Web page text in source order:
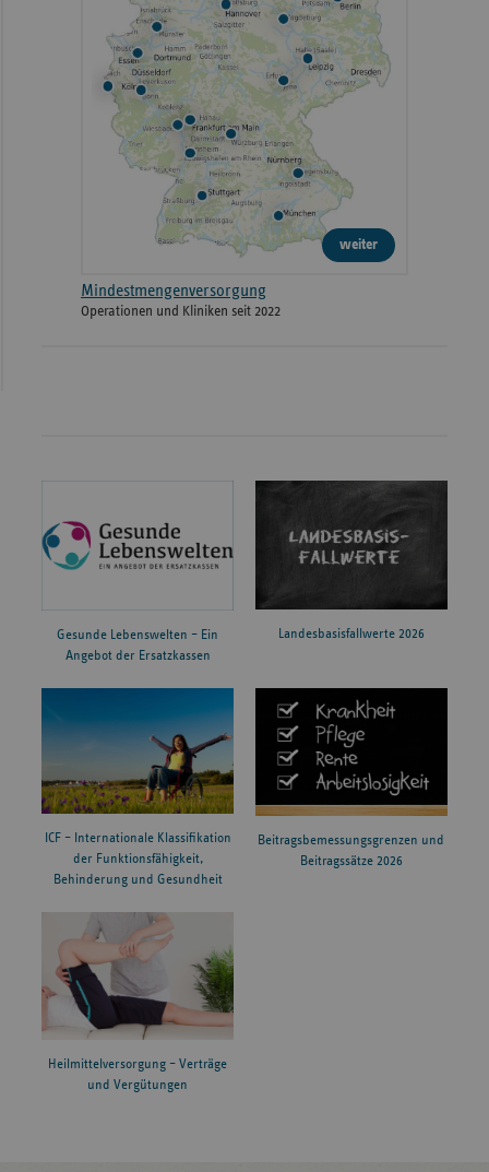
weiter
Mindestmengenversorgung
Operationen und Kliniken seit 2022
Gesunde Lebenswelten – Ein
Angebot der Ersatzkassen
Landesbasisfallwerte 2026
ICF – Internationale Klassifikation
der Funktionsfähigkeit,
Behinderung und Gesundheit
Beitragsbemessungsgrenzen und
Beitragssätze 2026
Heilmittelversorgung – Verträge
und Vergütungen